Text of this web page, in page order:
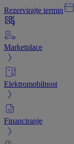
Rezervirajte termin
Marketplace
Elektromobilnost
Financiranje